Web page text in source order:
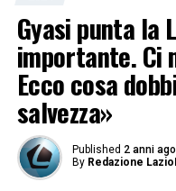
Gyasi punta la
importante. Ci
Ecco cosa
salvezza»
Published 2 anni ago
By Redazione